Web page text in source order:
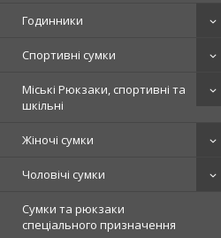
Годинники
Спортивні сумки
Міські Рюкзаки, спортивні та
шкільні
Жіночі сумки
Чоловічі сумки
Сумки та рюкзаки
спеціального призначення